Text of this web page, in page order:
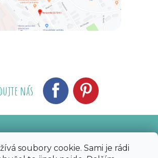
soubory cookie. Sami je rádi
nás